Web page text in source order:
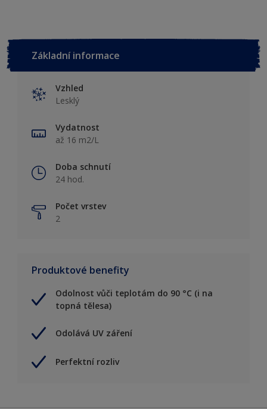
Základní informace
Vzhled
Lesklý
Vydatnost
až 16 m2/L
Doba schnutí
24 hod.
Počet vrstev
2
Produktové benefity
Odolnost vůči teplotám do 90 °C (i na
topná tělesa)
Odolává UV záření
Perfektní rozliv